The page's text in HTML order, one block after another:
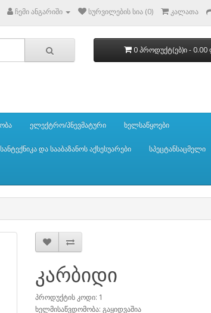
ჩემი ანგარიში სურვილების სია (0) კალათა
0 პროდუქტ(ებ)ი -
ელექტრო/პნევმატური ხელსაწყოები
სანტექნიკა და სააბაზანოს აქსესუარები სპეცტანსაცმელი
კარბიდი
პროდუქტის კოდი: 1
ხელმისაწვდომობა: გაყიდვაშია